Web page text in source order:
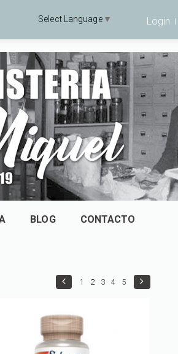
Select Language ▼ Login
BLOG CONTACTO
1 2 3 4 5